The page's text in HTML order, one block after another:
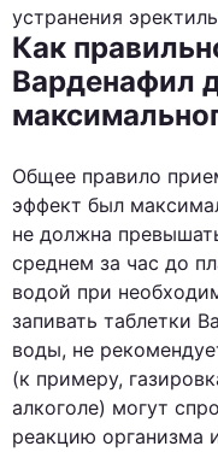
устранения
Как
Варденафил
Общее правило
эффект был
не должна
среднем за час до
водой при
запивать таблетки
воды, не
(к примеру,
алкоголе) могут
реакцию организма